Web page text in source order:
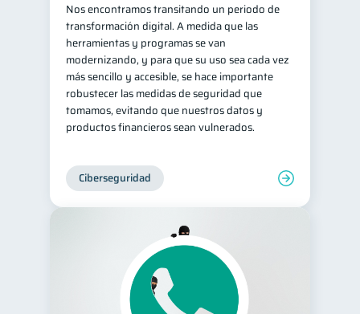
Nos encontramos transitando un periodo de
transformación digital. A medida que las
herramientas y programas se van
modernizando, y para que su uso sea cada vez
más sencillo y accesible, se hace importante
robustecer las medidas de seguridad que
tomamos, evitando que nuestros datos y
productos financieros sean vulnerados.
Ciberseguridad